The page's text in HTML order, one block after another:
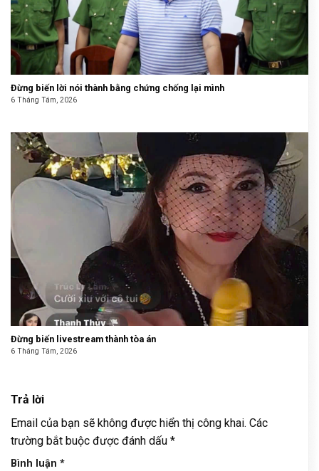
Đừng biến lời nói thành bằng chứng chống lại mình
6 Tháng Tám, 2026
Đừng biến livestream thành tòa án
6 Tháng Tám, 2026
Trả lời
Email của bạn sẽ không được hiển thị công khai. Các
trường bắt buộc được đánh dấu *
Bình luận *